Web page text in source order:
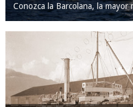
Conozca la Barcolana, la mayor